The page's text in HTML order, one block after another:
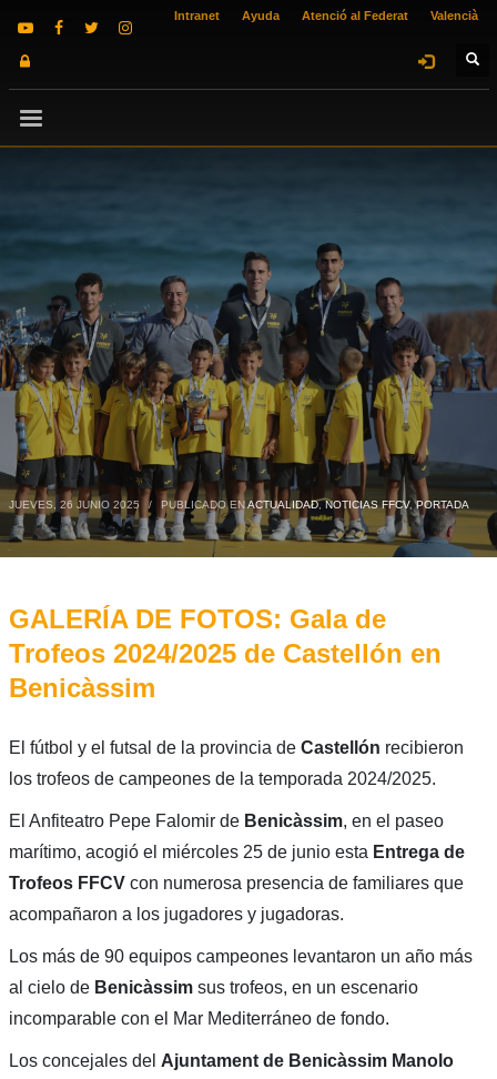
Intranet Ayuda Atenció al Federat Valencià
JUEVES, 26 JUNIO 2025 / PUBLICADO ENACTUALIDAD,NOTICIAS FFCV,PORTADA
GALERÍA DE FOTOS: Gala de
Trofeos 2024/2025 de Castellón en
Benicàssim
El fútbol y el futsal de la provincia de Castellón recibieron
los trofeos de campeones de la temporada 2024/2025.
El Anfiteatro Pepe Falomir de Benicàssim, en el paseo
marítimo, acogió el miércoles 25 de junio esta Entrega de
Trofeos FFCVcon numerosa presencia de familiares que
acompañaron a los jugadores y jugadoras.
Los más de 90 equipos campeones levantaron un año más
al cielo de Benicàssimsus trofeos, en un escenario
incomparable con el Mar Mediterráneo de fondo.
Los concejales del Ajuntament de Benicàssim Manolo